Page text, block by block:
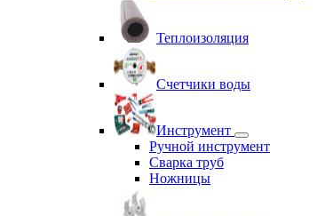
Теплоизоляция
Счетчики воды
Инструмент
Ручной инструмент
Сварка труб
Ножницы